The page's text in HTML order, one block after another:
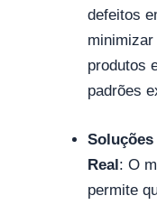
defeitos
produtos
padrões
Real: O
permite